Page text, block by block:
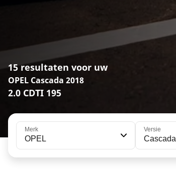
15 resultaten voor uw
OPEL Cascada 2018
2.0 CDTI 195
Merk
OPEL
Versie
Cascada